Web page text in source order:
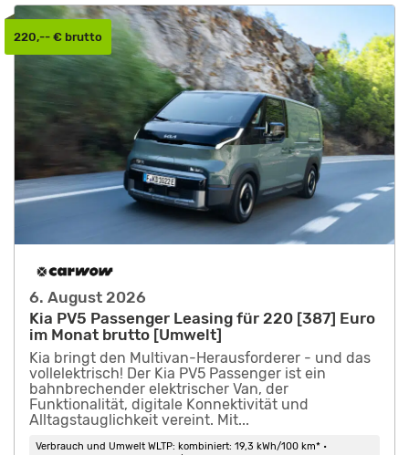
6. August 2026
Kia PV5 Passenger Leasing für 220 [387] Euro
im Monat brutto [Umwelt]
Kia bringt den Multivan-Herausforderer - und das
vollelektrisch! Der Kia PV5 Passenger ist ein
bahnbrechender elektrischer Van, der
Funktionalität, digitale Konnektivität und
Alltagstauglichkeit vereint. Mit...
Verbrauch und Umwelt WLTP: kombiniert: 19,3 kWh/100 km* •
220,-- € brutto